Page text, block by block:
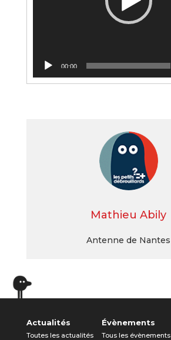
00:00
Mathieu Abily
Antenne de Nantes
Actualités
Toutes les actualités
Évènements
Tous les évènements